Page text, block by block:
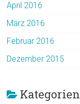
April 2016
März 2016
Februar 2016
Dezember 2015
Kategorien